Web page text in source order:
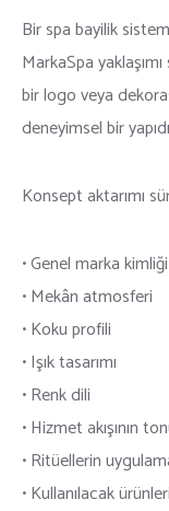
Bir spa bayilik
MarkaSpa
bir logo veya
deneyimsel bir
Konsept aktarımı
• Genel marka kimliği
• Mekân atmosferi
• Koku profili
• Işık tasarımı
• Renk dili
• Hizmet akışının
• Ritüellerin
• Kullanılacak